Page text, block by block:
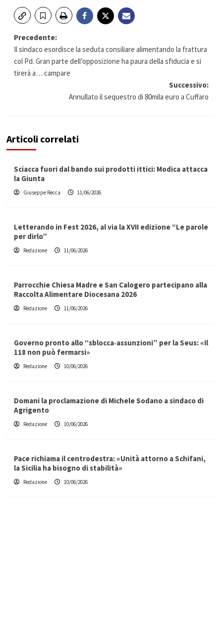
Navigazione
articolo
Precedente:
Il sindaco esordisce la seduta consiliare alimentando la frattura
col Pd. Gran parte dell’opposizione ha paura della sfiducia e si
tirerà a… campare
Successivo:
Annullato il sequestro di 80mila euro a Cuffaro
Articoli correlati
Sciacca fuori dal bando sui prodotti ittici: Modica attacca
la Giunta
Giuseppe Recca 11/06/2026
Letterando in Fest 2026, al via la XVII edizione “Le parole
per dirlo”
Redazione 11/06/2026
Parrocchie Chiesa Madre e San Calogero partecipano alla
Raccolta Alimentare Diocesana 2026
Redazione 11/06/2026
Governo pronto allo “sblocca‑assunzioni” per la Seus: «Il
118 non può fermarsi»
Redazione 10/06/2026
Domani la proclamazione di Michele Sodano a sindaco di
Agrigento
Redazione 10/06/2026
Pace richiama il centrodestra: «Unità attorno a Schifani,
la Sicilia ha bisogno di stabilità»
Redazione 10/06/2026